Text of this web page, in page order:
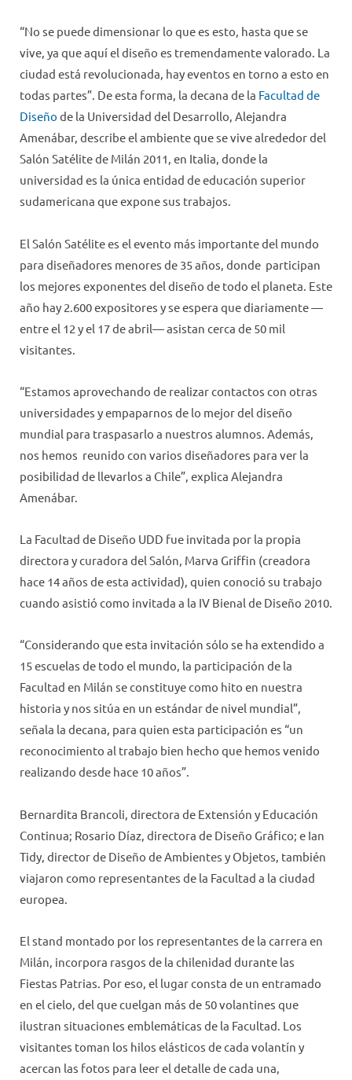
“No se puede dimensionar lo que es esto, hasta que se
vive, ya que aquí el diseño es tremendamente valorado. La
ciudad está revolucionada, hay eventos en torno a esto en
todas partes”. De esta forma, la decana de la Facultad de
Diseño de la Universidad del Desarrollo, Alejandra
Amenábar, describe el ambiente que se vive alrededor del
Salón Satélite de Milán 2011, en Italia, donde la
universidad es la única entidad de educación superior
sudamericana que expone sus trabajos.
El Salón Satélite es el evento más importante del mundo
para diseñadores menores de 35 años, donde participan
los mejores exponentes del diseño de todo el planeta. Este
año hay 2.600 expositores y se espera que diariamente —
entre el 12 y el 17 de abril— asistan cerca de 50 mil
visitantes.
“Estamos aprovechando de realizar contactos con otras
universidades y empaparnos de lo mejor del diseño
mundial para traspasarlo a nuestros alumnos. Además,
nos hemos reunido con varios diseñadores para ver la
posibilidad de llevarlos a Chile”, explica Alejandra
Amenábar.
La Facultad de Diseño UDD fue invitada por la propia
directora y curadora del Salón, Marva Griffin (creadora
hace 14 años de esta actividad), quien conoció su trabajo
cuando asistió como invitada a la IV Bienal de Diseño 2010.
“Considerando que esta invitación sólo se ha extendido a
15 escuelas de todo el mundo, la participación de la
Facultad en Milán se constituye como hito en nuestra
historia y nos sitúa en un estándar de nivel mundial”,
señala la decana, para quien esta participación es “un
reconocimiento al trabajo bien hecho que hemos venido
realizando desde hace 10 años”.
Bernardita Brancoli, directora de Extensión y Educación
Continua; Rosario Díaz, directora de Diseño Gráfico; e Ian
Tidy, director de Diseño de Ambientes y Objetos, también
viajaron como representantes de la Facultad a la ciudad
europea.
El stand montado por los representantes de la carrera en
Milán, incorpora rasgos de la chilenidad durante las
Fiestas Patrias. Por eso, el lugar consta de un entramado
en el cielo, del que cuelgan más de 50 volantines que
ilustran situaciones emblemáticas de la Facultad. Los
visitantes toman los hilos elásticos de cada volantín y
acercan las fotos para leer el detalle de cada una,